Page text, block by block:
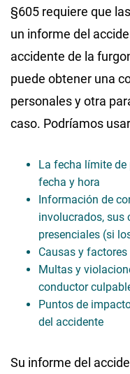
§605 requiere que
un informe del
accidente de la
puede obtener una
personales y otra
caso. Podríamos
La fecha límite de
fecha y hora
Información de
involucrados, sus
presenciales (si
Causas y
Multas y
conductor
Puntos de
del accidente
Su informe del